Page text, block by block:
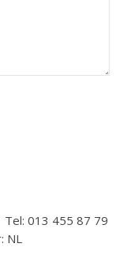
013 455 87 79
NL